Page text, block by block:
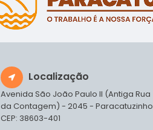
Localização
Avenida São João Paulo II (Antiga Rua
da Contagem) - 2045 - Paracatuzinho
CEP: 38603-401